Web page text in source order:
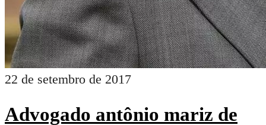
22 de setembro de 2017
Advogado antônio mariz de